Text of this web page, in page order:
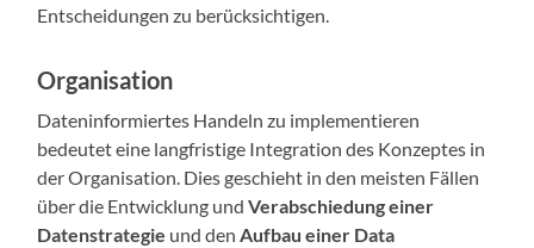
Entscheidungen zu berücksichtigen.
Organisation
Dateninformiertes Handeln zu implementieren
bedeutet eine langfristige Integration des Konzeptes in
der Organisation. Dies geschieht in den meisten Fällen
über die Entwicklung undVerabschiedung einer
Datenstrategie und denAufbau einer Data